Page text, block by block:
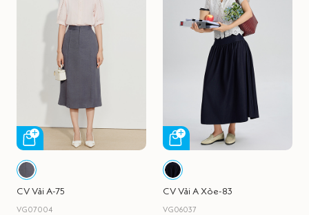
CV Vải A-75
VG07004
CV Vải A Xòe-83
VG06037